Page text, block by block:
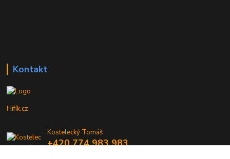
Kontakt
Hifík.cz
Kostelecký Tomáš
+420 774 983 983